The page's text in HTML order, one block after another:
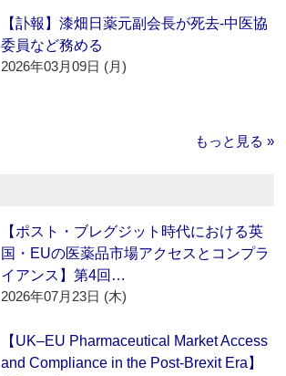
【訃報】漆畑日薬元副会長が死去‐中医協
委員など務める
2026年03月09日 (月)
もっと見る »
【ポスト・ブレグジット時代における英
国・EUの医薬品市場アクセスとコンプラ
イアンス】第4回…
2026年07月23日 (木)
【UK–EU Pharmaceutical Market Access
and Compliance in the Post-Brexit Era】